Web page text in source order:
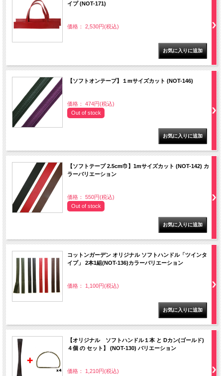
イプ (NOT-171)
価格： 2,530円(税込)
【ソフトオンテープ】１mサイズカット (NOT-146)
価格： 474円(税込)
Out of stock
【ソフトテープ 2.5cm巾】1mサイズカット (NOT-142) カ
ラーバリエーション
価格： 550円(税込)
Out of stock
コットンガーデン オリジナル ソフトハンドル「ツインタ
イプ」 2本1組(NOT-136)カラーバリエーション
価格： 1,100円(税込)
【オリジナル ソフトハンドル１本 と Dカン(ゴールド)
４個 の セット】 (NOT-130) バリエーション
価格： 1,210円(税込)